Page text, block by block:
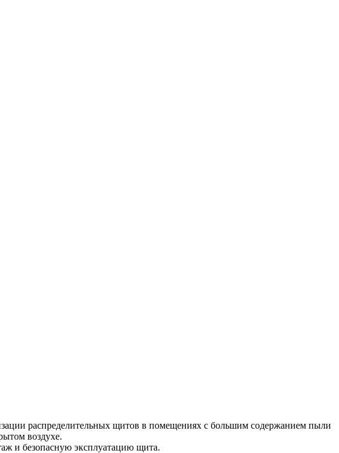
распределительных щитов в помещениях с большим содержанием пыли
воздухе.
и безопасную эксплуатацию щита.